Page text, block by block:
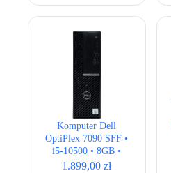
Komputer Dell
OptiPlex 7090 SFF •
i5-10500 • 8GB •
256GB SSD + 500GB
1.899,00zł